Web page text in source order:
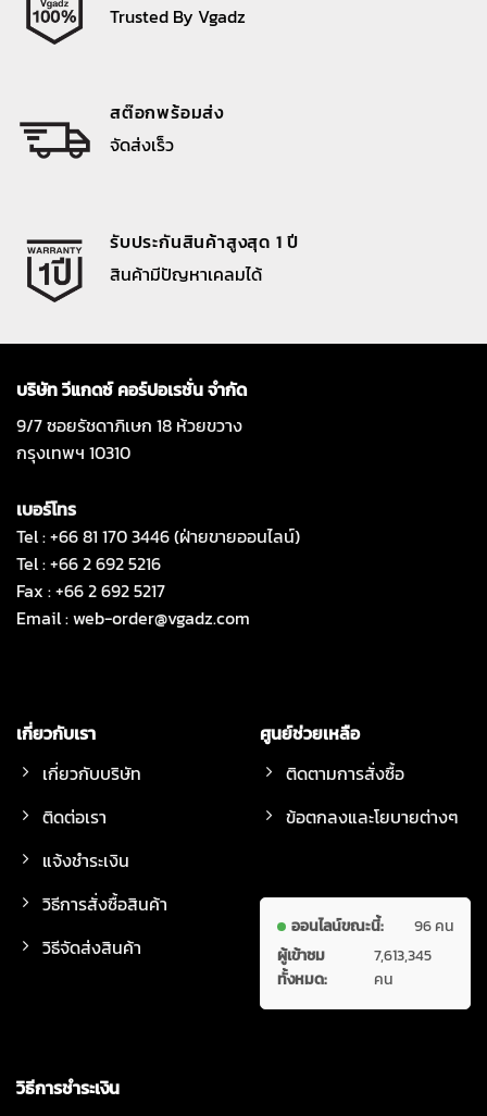
Trusted By Vgadz
สต๊อกพร้อมส่ง
จัดส่งเร็ว
รับประกันสินค้าสูงสุด 1 ปี
สินค้ามีปัญหาเคลมได้
บริษัท วีแกดซ์ คอร์ปอเรชั่น จำกัด
9/7 ซอยรัชดาภิเษก 18 ห้วยขวาง
กรุงเทพฯ 10310
เบอร์โทร
Tel : +66 81 170 3446 (ฝ่ายขายออนไลน์)
Tel : +66 2 692 5216
Fax : +66 2 692 5217
Email :web-order@vgadz.com
เกี่ยวกับเรา
เกี่ยวกับบริษัท
ติดต่อเรา
แจ้งชำระเงิน
วิธีการสั่งซื้อสินค้า
วิธีจัดส่งสินค้า
ศูนย์ช่วยเหลือ
ติดตามการสั่งซื้อ
ข้อตกลงและโยบายต่างๆ
ออนไลน์ขณะนี้:
96 คน
ผู้เข้าชม
ทั้งหมด:
7,613,345
คน
วิธีการชำระเงิน